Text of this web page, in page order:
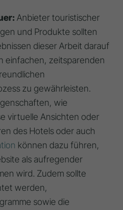
Anbieter touristischer
und Produkte sollten
dieser Arbeit darauf
einfachen, zeitsparenden
zu gewährleisten.
wie
virtuelle Ansichten oder
des Hotels oder auch
können dazu führen,
als aufregender
wird. Zudem sollte
werden,
sowie die